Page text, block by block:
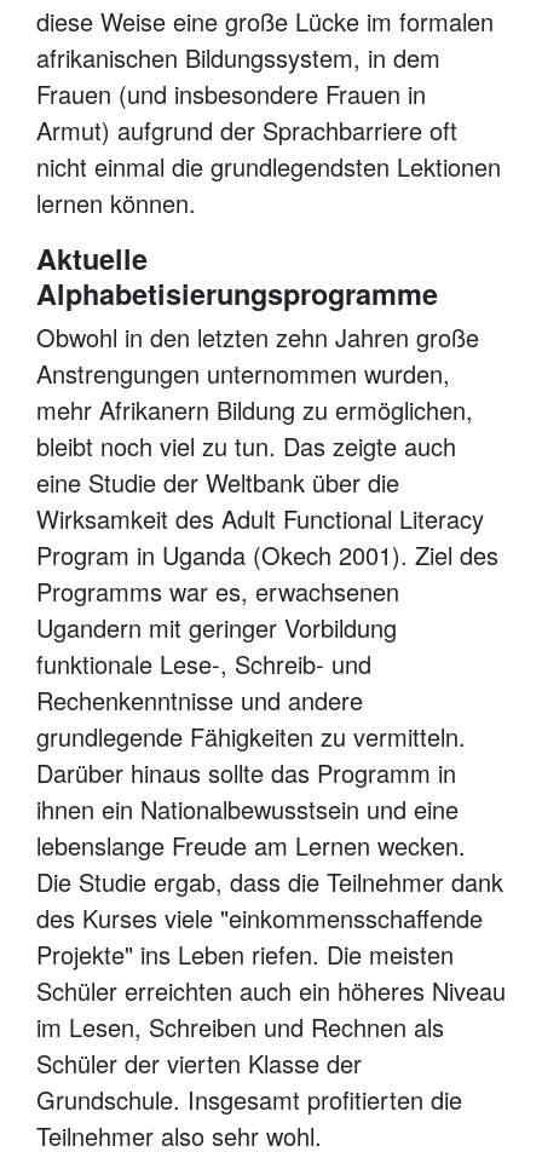
diese Weise eine große Lücke im formalen
afrikanischen Bildungssystem, in dem
Frauen (und insbesondere Frauen in
Armut) aufgrund der Sprachbarriere oft
nicht einmal die grundlegendsten Lektionen
lernen können.
Aktuelle
Alphabetisierungsprogramme
Obwohl in den letzten zehn Jahren große
Anstrengungen unternommen wurden,
mehr Afrikanern Bildung zu ermöglichen,
bleibt noch viel zu tun. Das zeigte auch
eine Studie der Weltbank über die
Wirksamkeit des Adult Functional Literacy
Program in Uganda (Okech 2001). Ziel des
Programms war es, erwachsenen
Ugandern mit geringer Vorbildung
funktionale Lese-, Schreib- und
Rechenkenntnisse und andere
grundlegende Fähigkeiten zu vermitteln.
Darüber hinaus sollte das Programm in
ihnen ein Nationalbewusstsein und eine
lebenslange Freude am Lernen wecken.
Die Studie ergab, dass die Teilnehmer dank
des Kurses viele "einkommensschaffende
Projekte" ins Leben riefen. Die meisten
Schüler erreichten auch ein höheres Niveau
im Lesen, Schreiben und Rechnen als
Schüler der vierten Klasse der
Grundschule. Insgesamt profitierten die
Teilnehmer also sehr wohl.